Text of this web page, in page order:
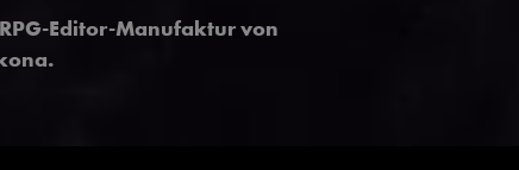
Editor-Manufaktur von
.